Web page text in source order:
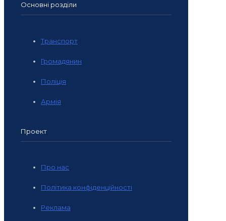
Основні розділи
Транспорт
Громадянин
Поліція
Армія
Проект
Про нас
Політика конфіденційності
Реклама